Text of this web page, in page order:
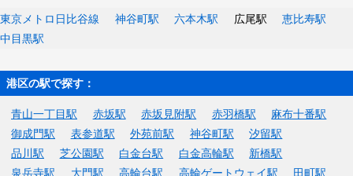
東京メトロ日比谷線 神谷町駅 六本木駅 広尾駅
恵比寿駅
中目黒駅
港区の駅で探す：
青山一丁目駅 赤坂駅 赤坂見附駅 赤羽橋駅
麻布十番駅
御成門駅
表参道駅 外苑前駅 神谷町駅
汐留駅
品川駅
芝公園駅 白金台駅 白金高輪駅
新橋駅
泉岳寺駅
大門駅 高輪台駅 高輪ゲートウェイ駅 田町駅